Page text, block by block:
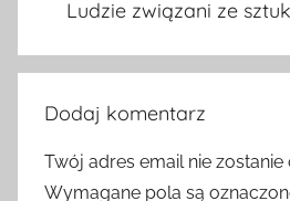
Ludzie związani ze
Dodaj komentarz
Twój adres email nie
Wymagane pola są